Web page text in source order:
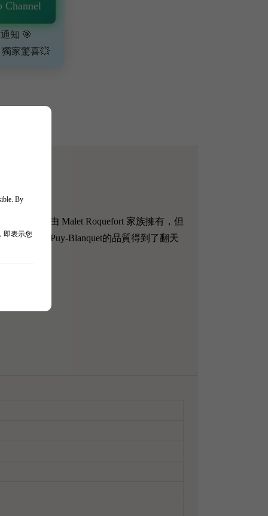
By
即表示您
Channel
知 🎯
家驚喜💥
儘管莊園由 Malet Roquefort 家族擁有，但
管理下，Puy-Blanquet的品質得到了翻天